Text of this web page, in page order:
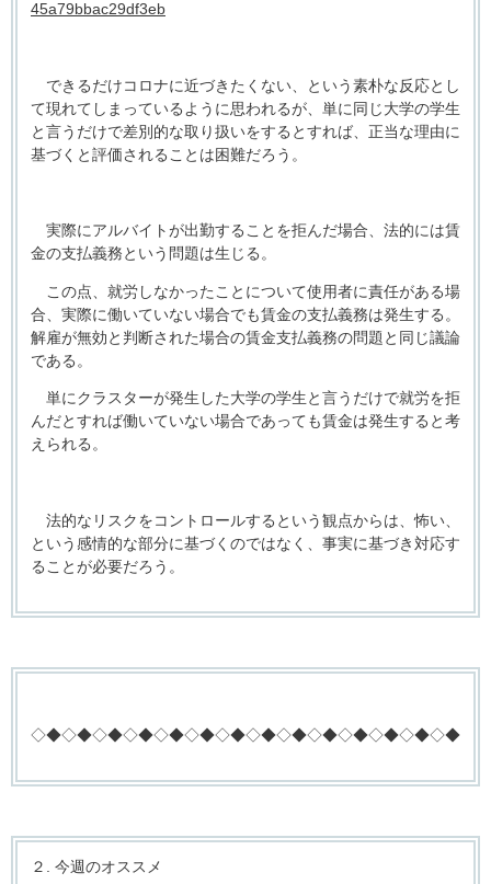
45a79bbac29df3eb
できるだけコロナに近づきたくない、という素朴な反応とし
て現れてしまっているように思われるが、単に同じ大学の学生
と言うだけで差別的な取り扱いをするとすれば、正当な理由に
基づくと評価されることは困難だろう。
実際にアルバイトが出勤することを拒んだ場合、法的には賃
金の支払義務という問題は生じる。
この点、就労しなかったことについて使用者に責任がある場
合、実際に働いていない場合でも賃金の支払義務は発生する。
解雇が無効と判断された場合の賃金支払義務の問題と同じ議論
である。
単にクラスターが発生した大学の学生と言うだけで就労を拒
んだとすれば働いていない場合であっても賃金は発生すると考
えられる。
法的なリスクをコントロールするという観点からは、怖い、
という感情的な部分に基づくのではなく、事実に基づき対応す
ることが必要だろう。
◇◆◇◆◇◆◇◆◇◆◇◆◇◆◇◆◇◆◇◆◇◆◇◆◇◆◇◆
２. 今週のオススメ